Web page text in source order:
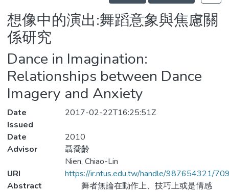
Statistics
想像中的演出:舞蹈意象與焦慮關
係研究
Dance in Imagination:
Relationships between Dance
Imagery and Anxiety
Date
Issued
2017-02-22T16:25:51Z
Date
2010
Advisor
聶喬齡
Nien, Chiao-Lin
URI
https://ir.ntus.edu.tw/handle/987654321/
Abstract
舞者無論在動作上、技巧上或是情感